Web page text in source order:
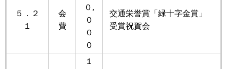
５．２
１
会
費
０,
０
０
０
交通栄誉賞「緑十字金賞」
受賞祝賀会
１